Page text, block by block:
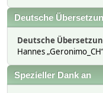
Deutsche
Deutsche
Hannes
Spezieller Dank an